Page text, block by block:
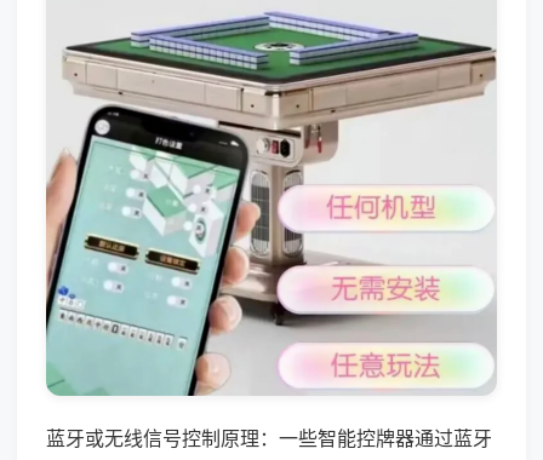
蓝牙或无线信号控制原理：一些智能控牌器通过蓝牙